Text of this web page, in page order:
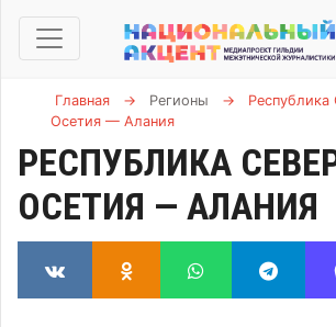
Главная → Регионы →
Республика
Осетия — Алания
РЕСПУБЛИКА
ОСЕТИЯ — АЛАНИЯ